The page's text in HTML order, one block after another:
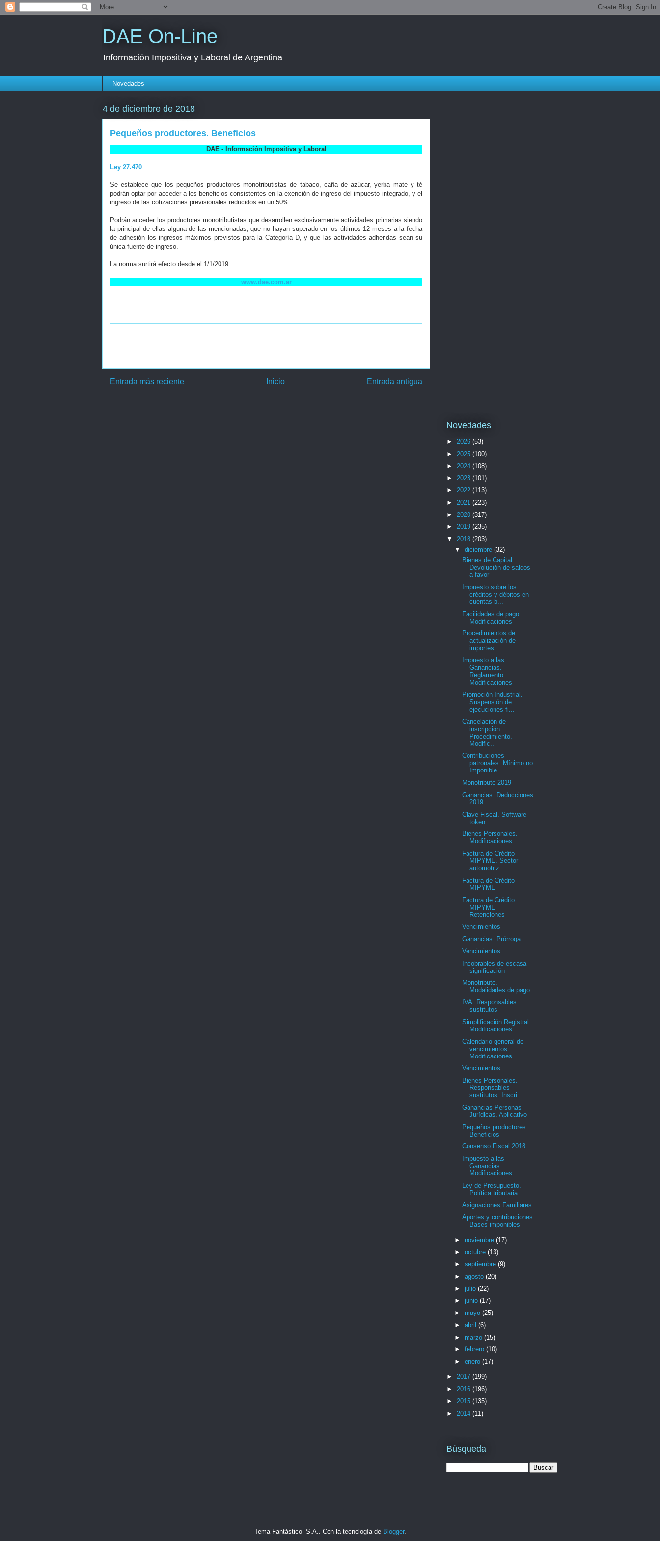
DAE On-Line
Información Impositiva y Laboral de Argentina
Novedades
4 de diciembre de 2018
Pequeños productores. Beneficios
DAE - Información Impositiva y Laboral
Ley 27.470
Se establece que los pequeños productores monotributistas de tabaco, caña de azúcar, yerba mate y té
podrán optar por acceder a los beneficios consistentes en la exención de ingreso del impuesto integrado, y el
ingreso de las cotizaciones previsionales reducidos en un 50%.
Podrán acceder los productores monotributistas que desarrollen exclusivamente actividades primarias siendo
la principal de ellas alguna de las mencionadas, que no hayan superado en los últimos 12 meses a la fecha
de adhesión los ingresos máximos previstos para la Categoría D, y que las actividades adheridas sean su
única fuente de ingreso.
La norma surtirá efecto desde el 1/1/2019.
www.dae.com.ar
Entrada más reciente Entrada antigua
Inicio
Novedades
► 2026 (53)
► 2025 (100)
► 2024 (108)
► 2023 (101)
► 2022 (113)
► 2021 (223)
► 2020 (317)
► 2019 (235)
▼ 2018 (203)
▼ diciembre (32)
Bienes de Capital.
Devolución de saldos
a favor
Impuesto sobre los
créditos y débitos en
cuentas b...
Facilidades de pago.
Modificaciones
Procedimientos de
actualización de
importes
Impuesto a las
Ganancias.
Reglamento.
Modificaciones
Promoción Industrial.
Suspensión de
ejecuciones fi...
Cancelación de
inscripción.
Procedimiento.
Modific...
Contribuciones
patronales. Mínimo no
Imponible
Monotributo 2019
Ganancias. Deducciones
2019
Clave Fiscal. Software-
token
Bienes Personales.
Modificaciones
Factura de Crédito
MIPYME. Sector
automotriz
Factura de Crédito
MIPYME
Factura de Crédito
MIPYME -
Retenciones
Vencimientos
Ganancias. Prórroga
Vencimientos
Incobrables de escasa
significación
Monotributo.
Modalidades de pago
IVA. Responsables
sustitutos
Simplificación Registral.
Modificaciones
Calendario general de
vencimientos.
Modificaciones
Vencimientos
Bienes Personales.
Responsables
sustitutos. Inscri...
Ganancias Personas
Jurídicas. Aplicativo
Pequeños productores.
Beneficios
Consenso Fiscal 2018
Impuesto a las
Ganancias.
Modificaciones
Ley de Presupuesto.
Política tributaria
Asignaciones Familiares
Aportes y contribuciones.
Bases imponibles
► noviembre (17)
► octubre (13)
► septiembre (9)
► agosto (20)
► julio (22)
► junio (17)
► mayo (25)
► abril (6)
► marzo (15)
► febrero (10)
► enero (17)
► 2017 (199)
► 2016 (196)
► 2015 (135)
► 2014 (11)
Búsqueda
Tema Fantástico, S.A.. Con la tecnología de Blogger.